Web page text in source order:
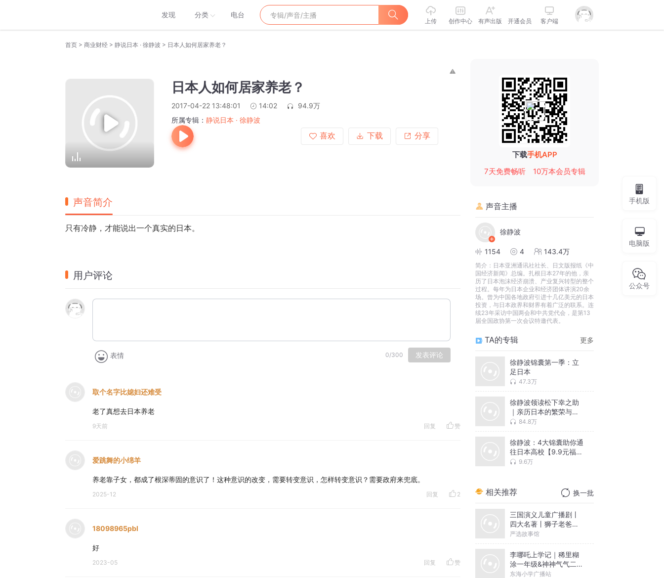
发现 分类 电台
上传 创作中心 有声出版 开通会员 客户端
首页 > 商业财经 > 静说日本 · 徐静波 > 日本人如何居家养老？
日本人如何居家养老？
2017-04-22 13:48:01 14:02
94.9万
所属专辑： 静说日本 · 徐静波
喜欢
下载 分享
声音简介
只有冷静，才能说出一个真实的日本。
用户评论
表情 0/300 发表评论
取个名字比媳妇还难受
老了真想去日本养老
9天前 回复 赞
爱跳舞的小绵羊
养老靠子女，都成了根深蒂固的意识了！这种意识的改变，需要转变意识，怎样转变意识？需要政府来兜底。
2025-12 回复 2
18098965pbl
好
2023-05 回复 赞
下载手机APP
7天免费畅听
10万本会员专辑
声音主播
徐静波
1154 4 143.4万
简介： 日本亚洲通讯社社长、日文版报纸《中
国经济新闻》总编。扎根日本27年的他，亲
历了日本泡沫经济崩溃、产业复兴转型的整个
过程。每年为日本企业和经济团体讲演20余
场。曾为中国各地政府引进十几亿美元的日本
投资，与日本政界和财界有着广泛的联系。连
续23年采访中国两会和中共党代会，是第13
届全国政协第一次会议特邀代表。
TA的专辑 更多
徐静波锦囊第一季：立
足日本
47.3万
徐静波领读松下幸之助
｜亲历日本的繁荣与停
滞 | 静说日本升级版 |
法 | 正版有声书+独家解
读
84.8万
徐静波：4大锦囊助你通
往日本高校【9.9元福
袋】9.6万
相关推荐 换一批
三国演义儿童广播剧丨
四大名著丨狮子老爸历
史故事
严选故事馆
李哪吒上学记｜稀里糊
涂一年级&神神气气二年
级
东海小学广播站
手机版
电脑版
公众号